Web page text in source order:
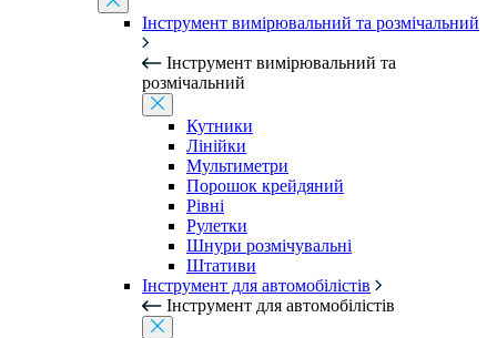
Інструмент вимірювальний та розмічальний
Інструмент вимірювальний та
розмічальний
Кутники
Лінійки
Мультиметри
Порошок крейдяний
Рівні
Рулетки
Шнури розмічувальні
Штативи
Інструмент для автомобілістів
Інструмент для автомобілістів